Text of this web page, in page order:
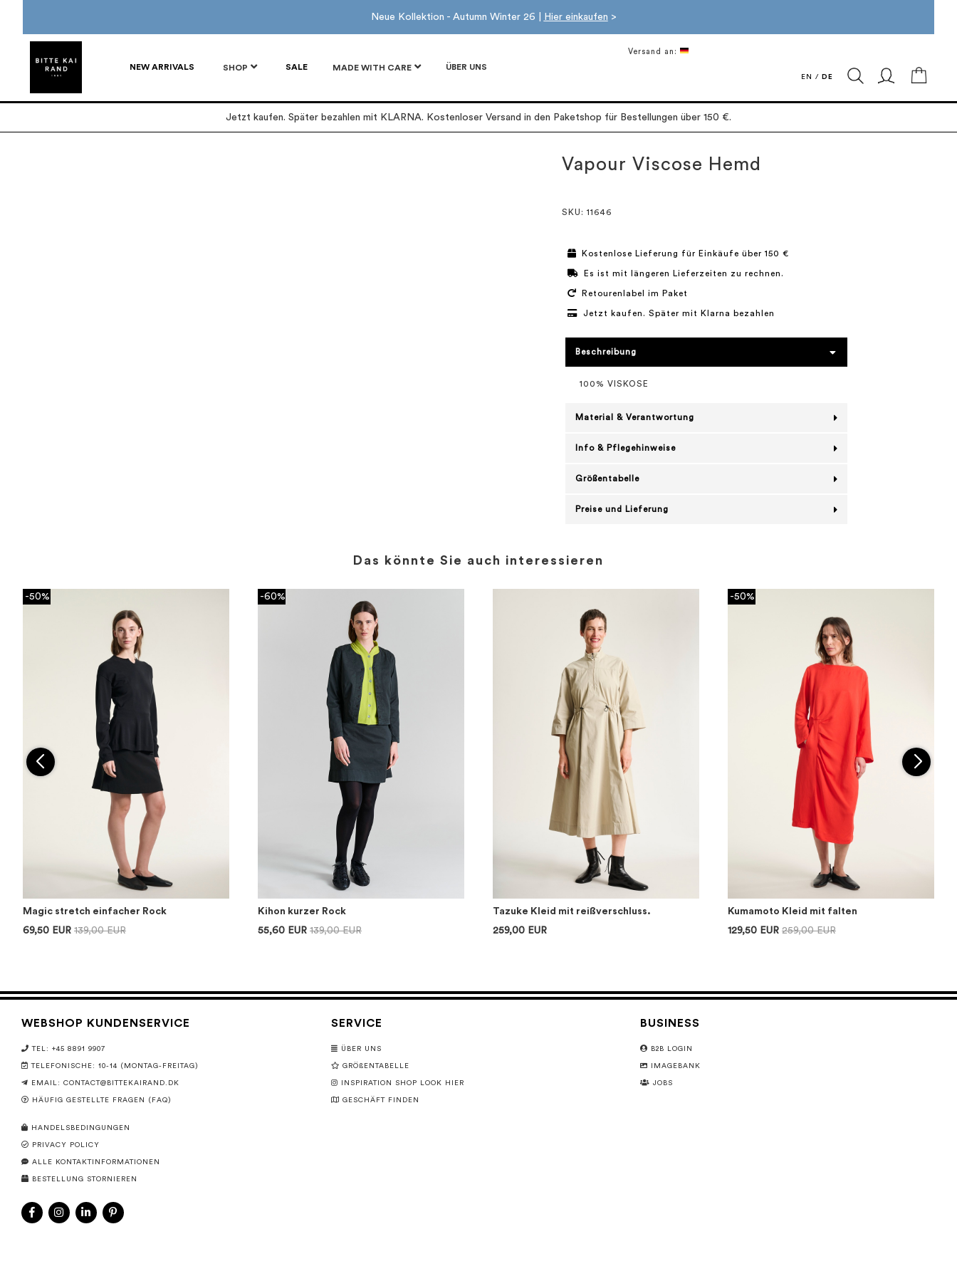
Neue Kollektion - Autumn Winter 26 | Hier einkaufen >
NEW ARRIVALS SHOP SALE MADE WITH CARE ÜBER UNS
Versand an:
EN / DE
Jetzt kaufen. Später bezahlen mit KLARNA. Kostenloser Versand in den Paketshop für Bestellungen über 150 €.
Vapour Viscose Hemd
SKU : 11646
Kostenlose Lieferung für Einkäufe über 150 €
Es ist mit längeren Lieferzeiten zu rechnen.
Retourenlabel im Paket
Jetzt kaufen. Später mit Klarna bezahlen
Beschreibung
100% VISKOSE
Material & Verantwortung
Info & Pflegehinweise
Größentabelle
Preise und Lieferung
Das könnte Sie auch interessieren
-50%
Magic stretch einfacher Rock
69,50 EUR 139,00 EUR
-60%
Kihon kurzer Rock
55,60 EUR 139,00 EUR
Tazuke Kleid mit reißverschluss.
259,00 EUR
-50%
Kumamoto Kleid mit falten
129,50 EUR 259,00 EUR
WEBSHOP KUNDENSERVICE
TEL: +45 8891 9907
TELEFONISCHE: 10-14 (MONTAG-FREITAG)
EMAIL: CONTACT@BITTEKAIRAND.DK
HÄUFIG GESTELLTE FRAGEN (FAQ)
HANDELSBEDINGUNGEN
PRIVACY POLICY
ALLE KONTAKTINFORMATIONEN
BESTELLUNG STORNIEREN
SERVICE
ÜBER UNS
GRÖßENTABELLE
INSPIRATION SHOP LOOK HIER
GESCHÄFT FINDEN
BUSINESS
B2B LOGIN
IMAGEBANK
JOBS